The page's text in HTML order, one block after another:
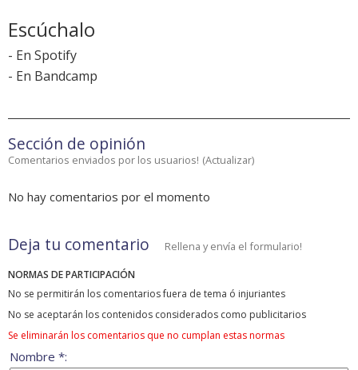
Escúchalo
- En Spotify
- En Bandcamp
Sección de opinión
Comentarios enviados por los usuarios! (Actualizar)
No hay comentarios por el momento
Deja tu comentario Rellena y envía el formulario!
NORMAS DE PARTICIPACIÓN
No se permitirán los comentarios fuera de tema ó injuriantes
No se aceptarán los contenidos considerados como publicitarios
Se eliminarán los comentarios que no cumplan estas normas
Nombre *: